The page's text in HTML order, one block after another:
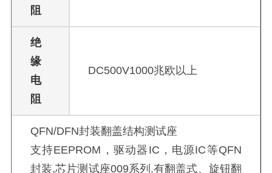
阻
绝
缘
电
阻
DC500V1000兆欧以上
QFN/DFN封装翻盖结构测试座
支持EEPROM，驱动器IC，电源IC等QFN
封装,芯片测试座009系列.有翻盖式、旋钮翻